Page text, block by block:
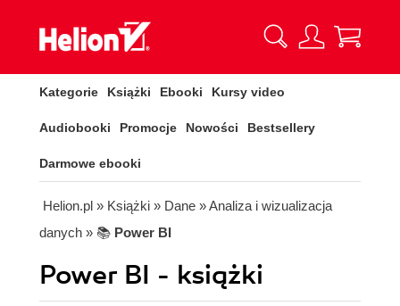
Kategorie Książki Ebooki Kursy video
Audiobooki Promocje Nowości Bestsellery
Darmowe ebooki
Helion.pl » Książki » Dane » Analiza i wizualizacja
danych » 📚 Power BI
Power BI - książki